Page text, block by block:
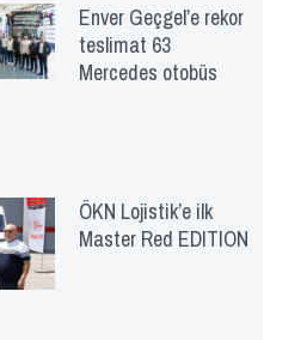
Enver Geçgel’e rekor
teslimat 63
Mercedes otobüs
ÖKN Lojistik’e ilk
Master Red EDITION